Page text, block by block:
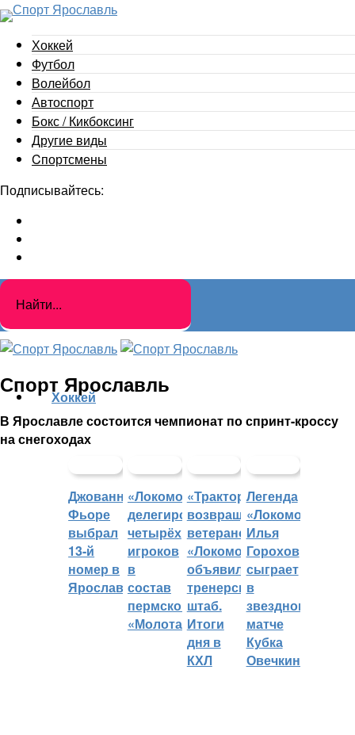
Хоккей
Футбол
Волейбол
Автоспорт
Бокс / Кикбоксинг
Другие виды
Cпортсмены
Подписывайтесь:
Спорт Ярославль
В Ярославле состоится чемпионат по спринт-кроссу
на снегоходах
Хоккей
Джованни
Фьоре
выбрал
13-й
номер в
Ярославле
«Локомотив»
делегировал
четырёх
игроков
в
состав
пермского
«Молота»
«Трактор»
возвращает
ветеранов,
«Локомотив»
объявил
тренерский
штаб.
Итоги
дня в
КХЛ
Легенда
«Локомотива»
Илья
Горохов
сыграет
в
звездном
матче
Кубка
Овечкина